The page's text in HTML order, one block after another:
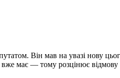
Він мав на увазі нову
вже має — тому розцінює